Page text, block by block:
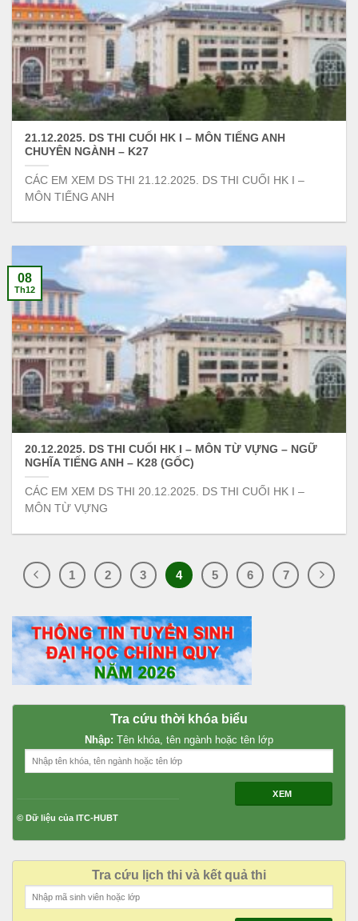
21.12.2025. DS THI CUỐI HK I – MÔN TIẾNG ANH
CHUYÊN NGÀNH – K27
CÁC EM XEM DS THI 21.12.2025. DS THI CUỐI HK I –
MÔN TIẾNG ANH
20.12.2025. DS THI CUỐI HK I – MÔN TỪ VỰNG – NGỮ
NGHĨA TIẾNG ANH – K28 (GỐC)
CÁC EM XEM DS THI 20.12.2025. DS THI CUỐI HK I –
MÔN TỪ VỰNG
08
Th12
1 2 3 4 5 6 7
Tra cứu thời khóa biểu
Nhập: Tên khóa, tên ngành hoặc tên lớp
XEM
© Dữ liệu của ITC-HUBT
Tra cứu lịch thi và kết quả thi